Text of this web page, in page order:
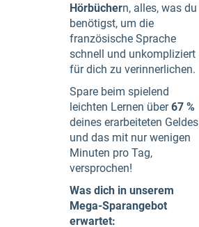
Hörbüchern, alles, was du
benötigst, um die
französische Sprache
schnell und unkompliziert
für dich zu verinnerlichen.
Spare beim spielend
leichten Lernen über67 %
deines erarbeiteten Geldes
und das mit nur wenigen
Minuten pro Tag,
versprochen!
Was dich in unserem
Mega-Sparangebot
erwartet: